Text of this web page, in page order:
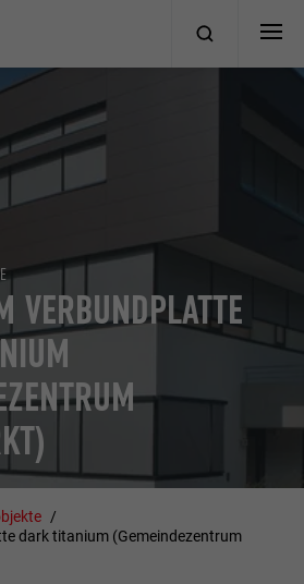
VERBUNDPLATTE
dark titanium (Gemeindezentrum